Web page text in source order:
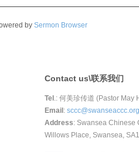
by Sermon Browser
Contact us\联系我们
Tel .: 何美珍传道 (Pastor May
Email :
Address: Swansea Chinese
Willows Place, Swansea,